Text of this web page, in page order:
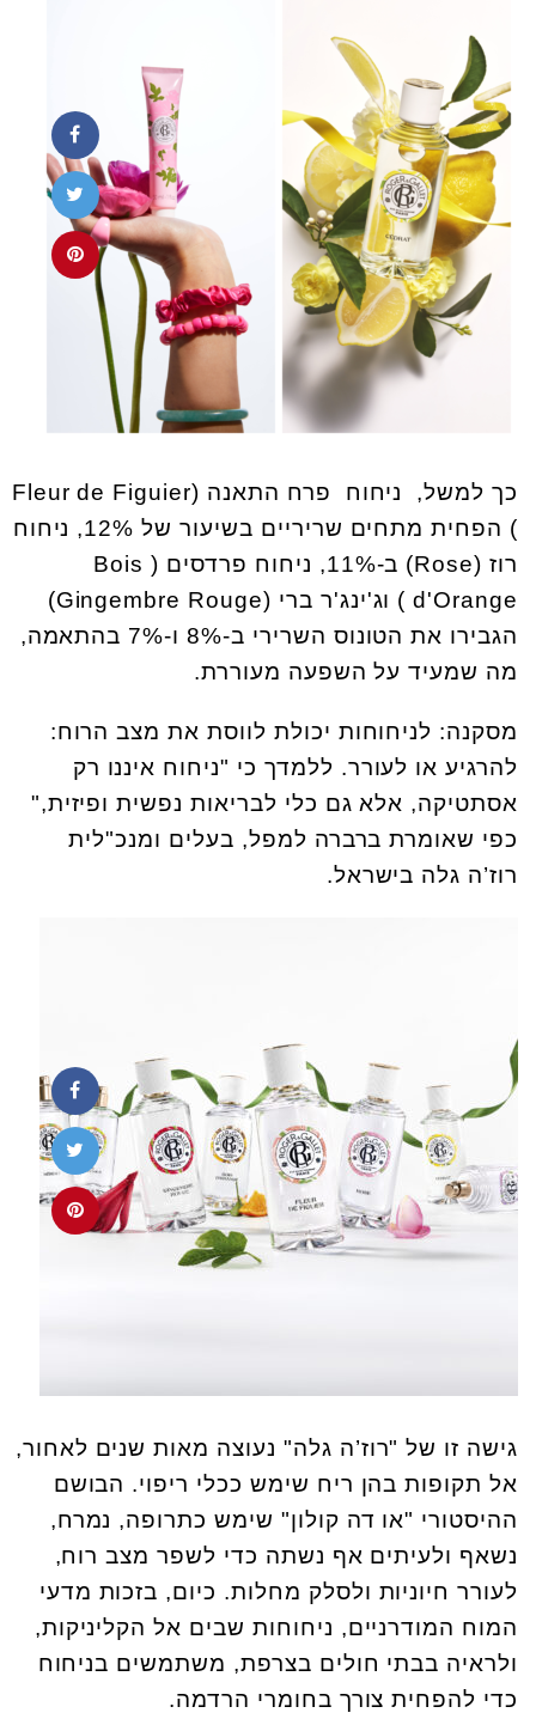
כך למשל, ניחוח פרח התאנה (Fleur de Figuier
) הפחית מתחים שריריים בשיעור של 12%, ניחוח
רוז (Rose) ב-11%, ניחוח פרדסים ( Bois
d'Orange ) וג'ינג'ר ברי (Gingembre Rouge)
הגבירו את הטונוס השרירי ב-8% ו-7% בהתאמה,
מה שמעיד על השפעה מעוררת.
מסקנה: לניחוחות יכולת לווסת את מצב הרוח:
להרגיע או לעורר. ללמדך כי "ניחוח איננו רק
אסתטיקה, אלא גם כלי לבריאות נפשית ופיזית,"
כפי שאומרת ברברה למפל, בעלים ומנכ"לית
רוז’ה גלה בישראל.
גישה זו של "רוז’ה גלה" נעוצה מאות שנים לאחור,
אל תקופות בהן ריח שימש ככלי ריפוי. הבושם
ההיסטורי "או דה קולון" שימש כתרופה, נמרח,
נשאף ולעיתים אף נשתה כדי לשפר מצב רוח,
לעורר חיוניות ולסלק מחלות. כיום, בזכות מדעי
המוח המודרניים, ניחוחות שבים אל הקליניקות,
ולראיה בבתי חולים בצרפת, משתמשים בניחוח
כדי להפחית צורך בחומרי הרדמה.